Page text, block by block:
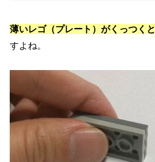
薄いレゴ（プレート）がくっつくと
すよね。